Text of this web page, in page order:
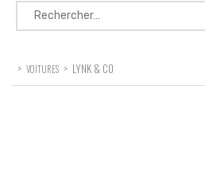
Rechercher :
> VOITURES > LYNK & CO